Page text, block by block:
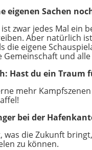
eigenen Sachen
zwar jedes Mal ein
Aber natürlich
die eigene
Gemeinschaft und
Hast du ein Traum
mehr
bei der
die Zukunft
zu können.